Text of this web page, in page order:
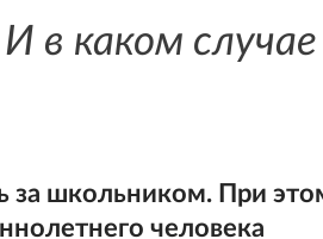
И в каком случае
за школьником. При
человека